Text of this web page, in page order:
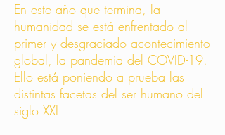
En este año que termina, la
humanidad se está enfrentado al
primer y desgraciado acontecimiento
global, la pandemia del COVID-19.
Ello está poniendo a prueba las
distintas facetas del ser humano del
siglo XXI